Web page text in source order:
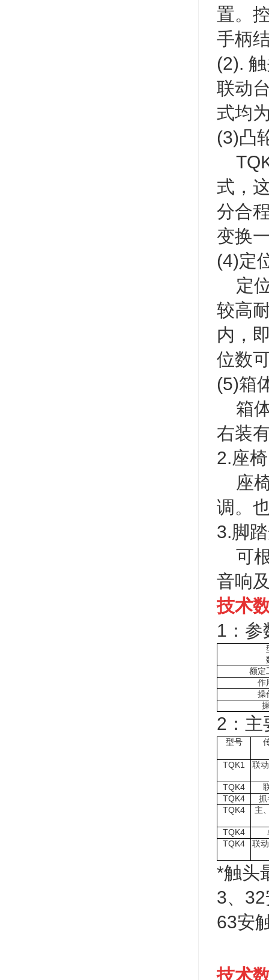
置。
手柄
(2).
联动
式均
(3)凸
式，
分合
变换
(4)定
定位
较高
内，
位数
(5)箱
箱体
右装
2.座椅
座椅
调。
3.脚
可根
音响
技术
1：参
额定
作
操
2：主
型号
TQK1 联
TQK4
TQK4 抓
TQK4 主
TQK4
TQK4 联
*触头
3、
63安
技术